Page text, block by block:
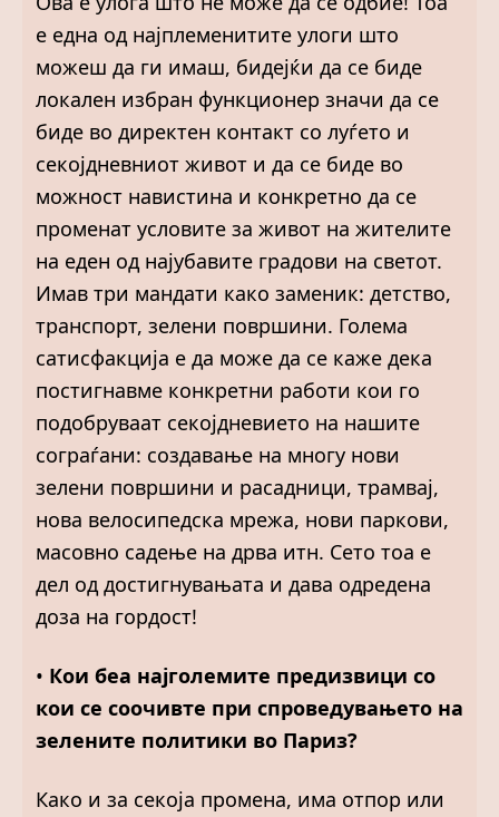
е една од најплеменитите улоги што
можеш да ги имаш, бидејќи да се биде
локален избран функционер значи да се
биде во директен контакт со луѓето и
секојдневниот живот и да се биде во
можност навистина и конкретно да се
променат условите за живот на жителите
на еден од најубавите градови на светот.
Имав три мандати како заменик: детство,
транспорт, зелени површини. Голема
сатисфакција е да може да се каже дека
постигнавме конкретни работи кои го
подобруваат секојдневието на нашите
сограѓани: создавање на многу нови
зелени површини и расадници, трамвај,
нова велосипедска мрежа, нови паркови,
масовно садење на дрва итн. Сето тоа е
дел од достигнувањата и дава одредена
доза на гордост!
• Кои беа најголемите предизвици со
кои се соочивте при спроведувањето на
зелените политики во Париз?
Како и за секоја промена, има отпор или